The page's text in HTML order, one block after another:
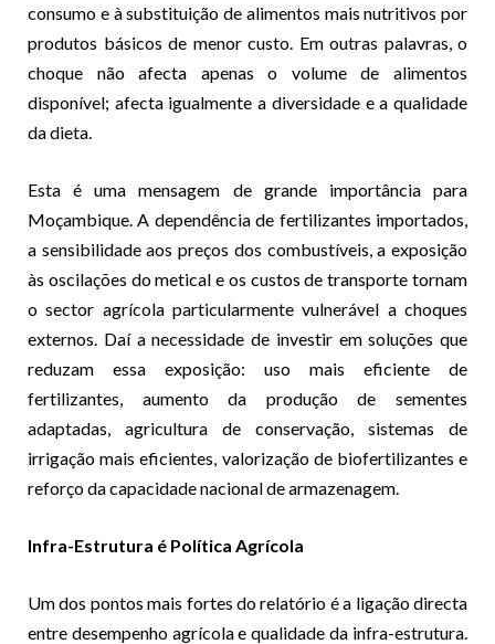
consumo e à substituição de alimentos mais nutritivos por
produtos básicos de menor custo. Em outras palavras, o
choque não afecta apenas o volume de alimentos
disponível; afecta igualmente a diversidade e a qualidade
da dieta.
Esta é uma mensagem de grande importância para
Moçambique. A dependência de fertilizantes importados,
a sensibilidade aos preços dos combustíveis, a exposição
às oscilações do metical e os custos de transporte tornam
o sector agrícola particularmente vulnerável a choques
externos. Daí a necessidade de investir em soluções que
reduzam essa exposição: uso mais eficiente de
fertilizantes, aumento da produção de sementes
adaptadas, agricultura de conservação, sistemas de
irrigação mais eficientes, valorização de biofertilizantes e
reforço da capacidade nacional de armazenagem.
Infra-Estrutura é Política Agrícola
Um dos pontos mais fortes do relatório é a ligação directa
entre desempenho agrícola e qualidade da infra-estrutura.